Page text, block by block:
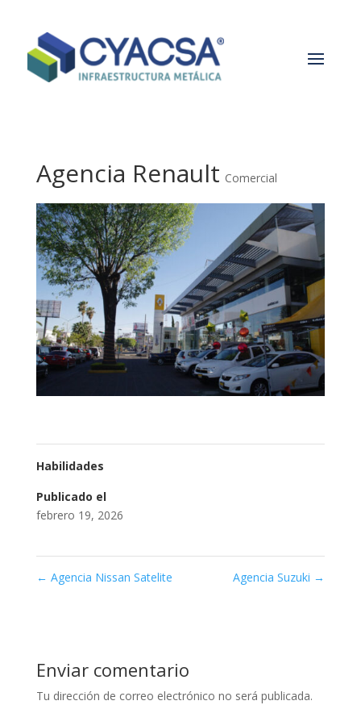
Agencia Renault Comercial
Habilidades
Publicado el
febrero 19, 2026
← Agencia Nissan Satelite Agencia Suzuki →
Enviar comentario
Tu dirección de correo electrónico no será publicada.